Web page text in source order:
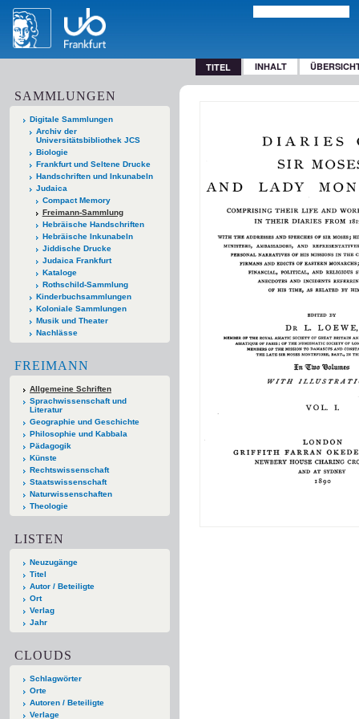
TITEL INHALT
SAMMLUNGEN
Digitale Sammlungen
Archiv der
Universitätsbibliothek JCS
Biologie
Frankfurt und Seltene Drucke
Handschriften und Inkunabeln
Judaica
Compact Memory
Freimann-Sammlung
Hebräische Handschriften
Hebräische Inkunabeln
Jiddische Drucke
Judaica Frankfurt
Kataloge
Rothschild-Sammlung
Kinderbuchsammlungen
Koloniale Sammlungen
Musik und Theater
Nachlässe
FREIMANN
Allgemeine Schriften
Sprachwissenschaft und
Literatur
Geographie und Geschichte
Philosophie und Kabbala
Pädagogik
Künste
Rechtswissenschaft
Staatswissenschaft
Naturwissenschaften
Theologie
LISTEN
Neuzugänge
Titel
Autor / Beteiligte
Ort
Verlag
Jahr
CLOUDS
Schlagwörter
Orte
Autoren / Beteiligte
Verlage